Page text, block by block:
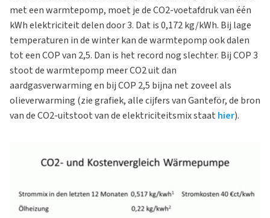
met een warmtepomp, moet je de CO2-voetafdruk van één
kWh elektriciteit delen door 3. Dat is 0,172 kg/kWh. Bij lage
temperaturen in de winter kan de warmtepomp ook dalen
tot een COP van 2,5. Dan is het record nog slechter. Bij COP 3
stoot de warmtepomp meer CO2 uit dan
aardgasverwarming en bij COP 2,5 bijna net zoveel als
olieverwarming (zie grafiek, alle cijfers van Ganteför, de bron
van de CO2-uitstoot van de elektriciteitsmix staat hier).